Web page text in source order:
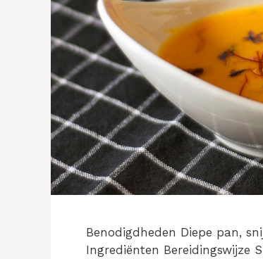
Benodigdheden Diepe pan,
Ingrediënten Bereidingswijze